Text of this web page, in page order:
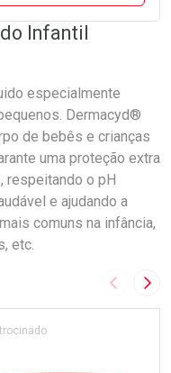
Infantil
especialmente
Dermacyd®
de bebês e crianças
uma proteção extra
respeitando o pH
e ajudando a
comuns na infância,
etc.
Imagem